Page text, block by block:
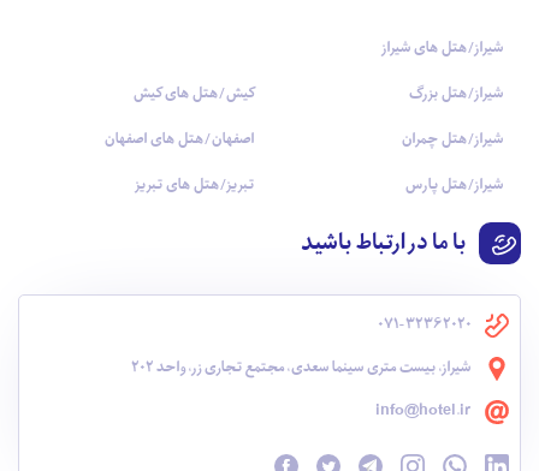
شیراز/هتل های شیراز
شیراز/هتل بزرگ
شیراز/هتل چمران
شیراز/هتل پارس
کیش/هتل های کیش
اصفهان/هتل های اصفهان
تبریز/هتل های تبریز
با ما در ارتباط باشید
071-32362020
شیراز، بیست متری سینما سعدی، مجتمع تجاری زر، واحد 202
info@hotel.ir